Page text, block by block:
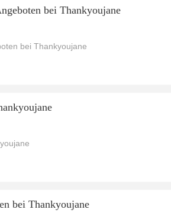
bei Thankyoujane
bei Thankyoujane
bei Thankyoujane